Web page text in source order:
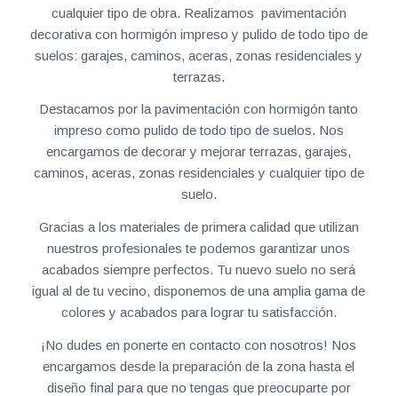
cualquier tipo de obra. Realizamos pavimentación
decorativa con hormigón impreso y pulido de todo tipo de
suelos: garajes, caminos, aceras, zonas residenciales y
terrazas.
Destacamos por la pavimentación con hormigón tanto
impreso como pulido de todo tipo de suelos. Nos
encargamos de decorar y mejorar terrazas, garajes,
caminos, aceras, zonas residenciales y cualquier tipo de
suelo.
Gracias a los materiales de primera calidad que utilizan
nuestros profesionales te podemos garantizar unos
acabados siempre perfectos. Tu nuevo suelo no será
igual al de tu vecino, disponemos de una amplia gama de
colores y acabados para lograr tu satisfacción.
¡No dudes en ponerte en contacto con nosotros! Nos
encargamos desde la preparación de la zona hasta el
diseño final para que no tengas que preocuparte por